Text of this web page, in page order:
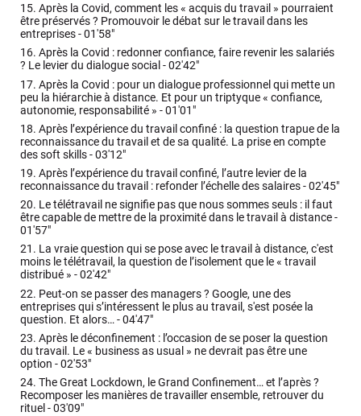
15. Après la Covid, comment les « acquis du travail » pourraient
être préservés ? Promouvoir le débat sur le travail dans les
entreprises -01'58"
16. Après la Covid : redonner confiance, faire revenir les salariés
? Le levier du dialogue social -02'42"
17. Après la Covid : pour un dialogue professionnel qui mette un
peu la hiérarchie à distance. Et pour un triptyque « confiance,
autonomie, responsabilité » -01'01"
18. Après l’expérience du travail confiné : la question trapue de la
reconnaissance du travail et de sa qualité. La prise en compte
des soft skills -03'12"
19. Après l’expérience du travail confiné, l’autre levier de la
reconnaissance du travail : refonder l’échelle des salaires -02'45"
20. Le télétravail ne signifie pas que nous sommes seuls : il faut
être capable de mettre de la proximité dans le travail à distance -
01'57"
21. La vraie question qui se pose avec le travail à distance, c'est
moins le télétravail, la question de l’isolement que le « travail
distribué » -02'42"
22. Peut-on se passer des managers ? Google, une des
entreprises qui s’intéressent le plus au travail, s'est posée la
question. Et alors… -04'47"
23. Après le déconfinement : l’occasion de se poser la question
du travail. Le « business as usual » ne devrait pas être une
option -02'53"
24. The Great Lockdown, le Grand Confinement… et l’après ?
Recomposer les manières de travailler ensemble, retrouver du
rituel -03'09"